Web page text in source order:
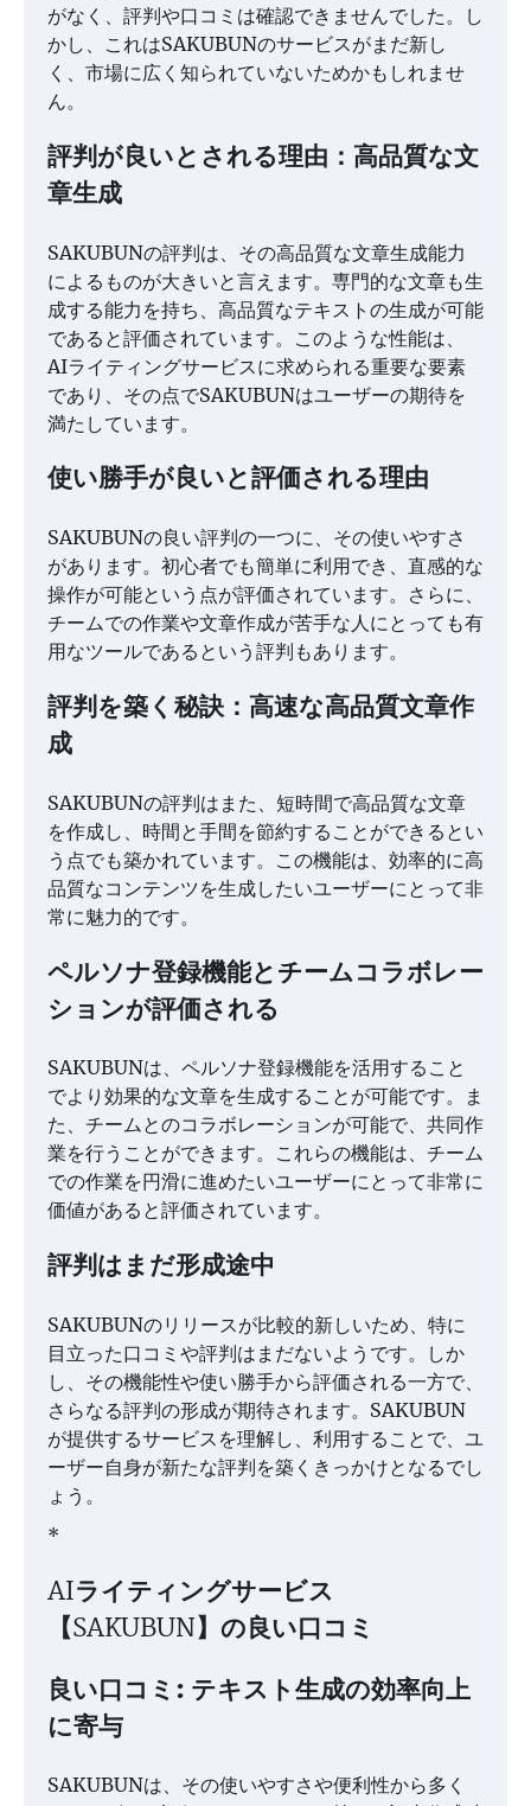
がなく、評判や口コミは確認できませんでした。し
かし、これはSAKUBUNのサービスがまだ新し
く、市場に広く知られていないためかもしれませ
ん。
評判が良いとされる理由：高品質な文
章生成
SAKUBUNの評判は、その高品質な文章生成能力
によるものが大きいと言えます。専門的な文章も生
成する能力を持ち、高品質なテキストの生成が可能
であると評価されています。このような性能は、
AIライティングサービスに求められる重要な要素
であり、その点でSAKUBUNはユーザーの期待を
満たしています。
使い勝手が良いと評価される理由
SAKUBUNの良い評判の一つに、その使いやすさ
があります。初心者でも簡単に利用でき、直感的な
操作が可能という点が評価されています。さらに、
チームでの作業や文章作成が苦手な人にとっても有
用なツールであるという評判もあります。
評判を築く秘訣：高速な高品質文章作
成
SAKUBUNの評判はまた、短時間で高品質な文章
を作成し、時間と手間を節約することができるとい
う点でも築かれています。この機能は、効率的に高
品質なコンテンツを生成したいユーザーにとって非
常に魅力的です。
ペルソナ登録機能とチームコラボレー
ションが評価される
SAKUBUNは、ペルソナ登録機能を活用すること
でより効果的な文章を生成することが可能です。ま
た、チームとのコラボレーションが可能で、共同作
業を行うことができます。これらの機能は、チーム
での作業を円滑に進めたいユーザーにとって非常に
価値があると評価されています。
評判はまだ形成途中
SAKUBUNのリリースが比較的新しいため、特に
目立った口コミや評判はまだないようです。しか
し、その機能性や使い勝手から評価される一方で、
さらなる評判の形成が期待されます。SAKUBUN
が提供するサービスを理解し、利用することで、ユ
ーザー自身が新たな評判を築くきっかけとなるでし
ょう。
*
AIライティングサービス
【SAKUBUN】の良い口コミ
良い口コミ: テキスト生成の効率向上
に寄与
SAKUBUNは、その使いやすさや便利性から多く